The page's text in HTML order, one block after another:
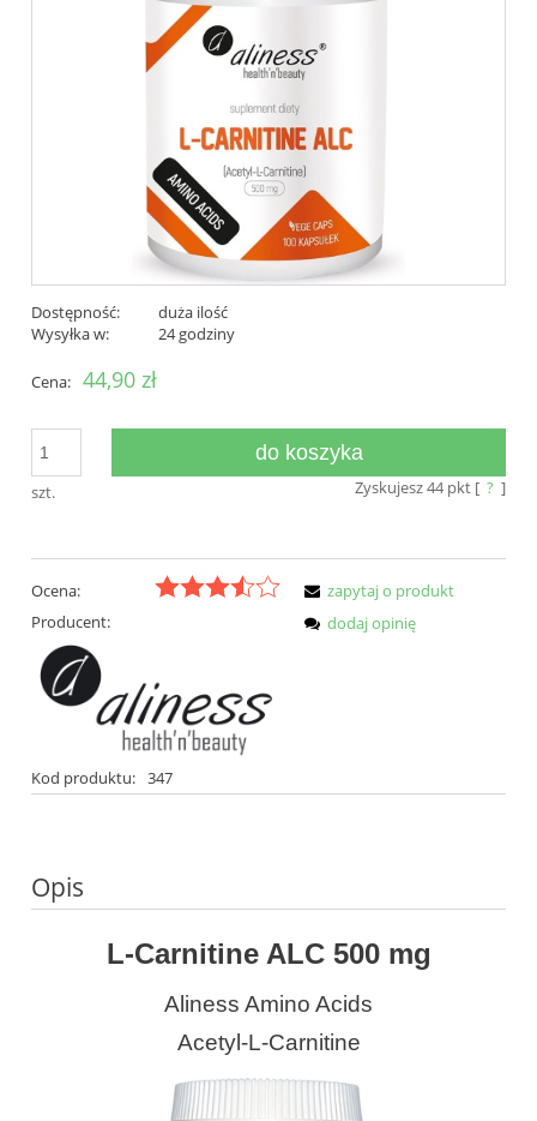
Dostępność:
duża ilość
Wysyłka w:
24 godziny
Cena: 44,90 zł
szt.
do koszyka
Zyskujesz44pkt [ ? ]
Ocena:
Producent:
Kod produktu: 347
zapytaj o produkt
dodaj opinię
Opis
L-Carnitine ALC 500 mg
Aliness Amino Acids
Acetyl-L-Carnitine